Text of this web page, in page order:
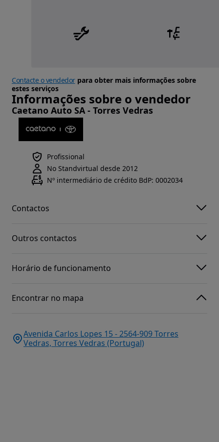
Contacte o vendedorpara obter mais informações sobre
estes serviços
Informações sobre o vendedor
Caetano Auto SA - Torres Vedras
Profissional
No Standvirtual desde 2012
Nº intermediário de crédito BdP: 0002034
Contactos
Outros contactos
Horário de funcionamento
Encontrar no mapa
Avenida Carlos Lopes 15 - 2564-909 Torres
Vedras, Torres Vedras (Portugal)